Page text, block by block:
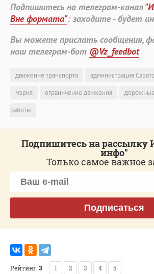
Подпишитесь на телеграм-канал
Вне формата": заходите - будет
Вы можете прислать сообщения,
наш телеграм-бот @Vz_feedbot
движение транспорта
администрация
мэрия
ограничение движения
дорожные
работы
Подпишитесь на рассылку
инфо"
Только самое важное
Подписаться
Рейтинг:3 1 2 3 4 5